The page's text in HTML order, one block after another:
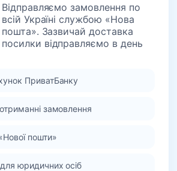
Відправляємо замовлення по
всій Україні службою «Нова
пошта». Зазвичай доставка
відправляємо в день
ПриватБанку
замовлення
пошти»
юридичних осіб